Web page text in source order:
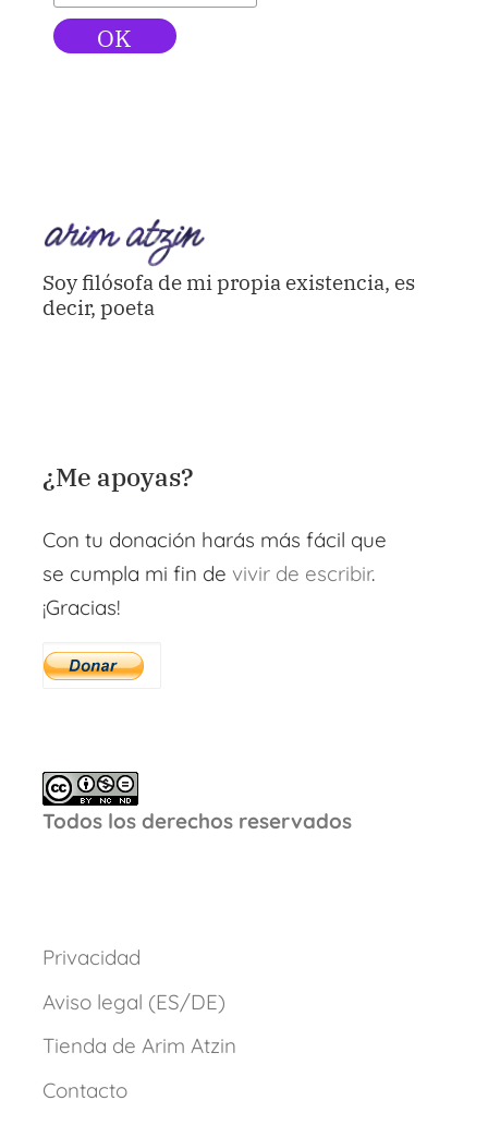
Soy filósofa de mi propia existencia, es
decir, poeta
¿Me apoyas?
Con tu donación harás más fácil que
se cumpla mi fin de vivir de escribir.
¡Gracias!
Todos los derechos reservados
Privacidad
Aviso legal (ES/DE)
Tienda de Arim Atzin
Contacto